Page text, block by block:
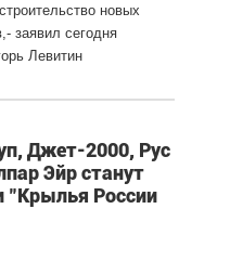
новых
заявил сегодня
Левитин
Джет-2000, Рус
Эйр станут
"Крылья России